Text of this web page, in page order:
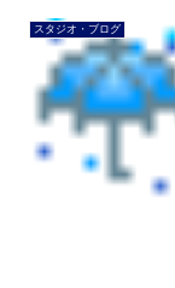
スタジオ・ブログ